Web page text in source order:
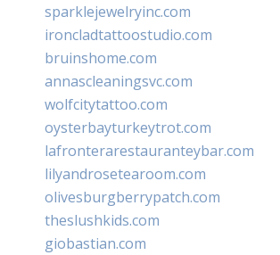
sparklejewelryinc.com
ironcladtattoostudio.com
bruinshome.com
annascleaningsvc.com
wolfcitytattoo.com
oysterbayturkeytrot.com
lafronterarestauranteybar.com
lilyandrosetearoom.com
olivesburgberrypatch.com
theslushkids.com
giobastian.com